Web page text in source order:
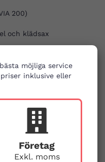
möjliga service
inklusive eller
Företag
Exkl. moms
200)
och klädsax